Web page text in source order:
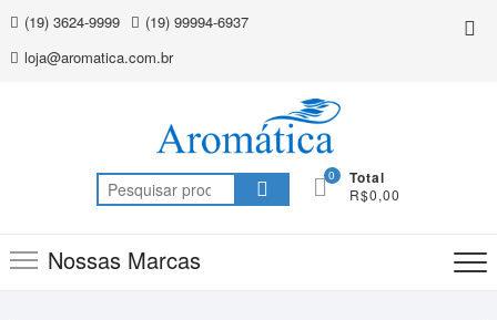
Skip
content
(19) 3624-9999
(19) 99994-6937
loja@aromatica.com.br
Pesquisar
por:
0 Total
R$0,00
Nossas Marcas